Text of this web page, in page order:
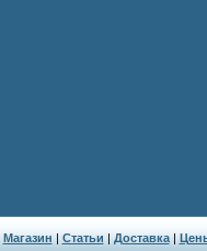
Магазин | Статьи | Доставка|